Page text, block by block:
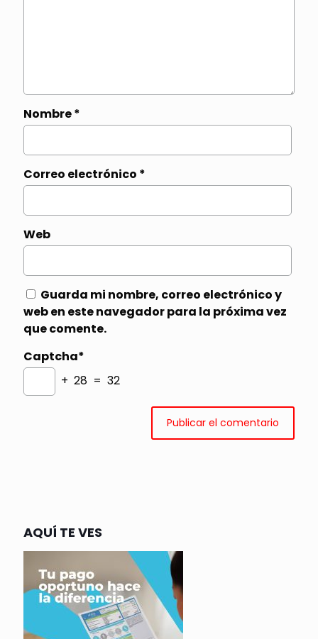
Nombre*
Correo electrónico *
Web
Guarda mi nombre, correo electrónico y
web en este navegador para la próxima vez
que comente.
Captcha*
+ 28 = 32
AQUÍ TE VES